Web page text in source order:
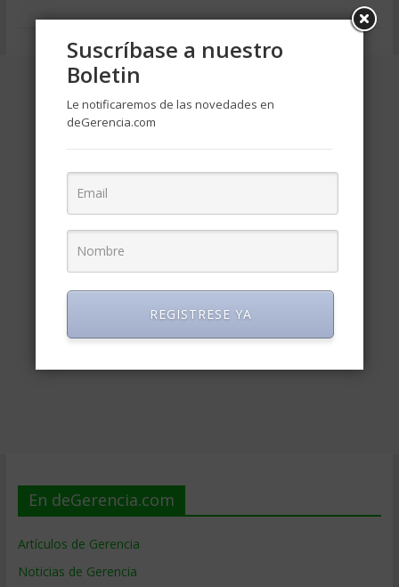
En deGerencia.com
Artículos de Gerencia
Noticias de Gerencia
Suscríbase a nuestro
Boletin
Le notificaremos de las novedades en
deGerencia.com
REGISTRESE YA